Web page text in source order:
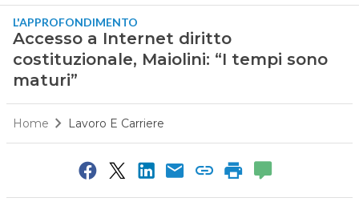
L'APPROFONDIMENTO
Accesso a Internet diritto
costituzionale, Maiolini: “I tempi sono
maturi”
Home Lavoro E Carriere